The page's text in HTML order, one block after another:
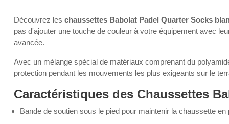
Découvrez les chaussettes Babolat Padel Quarter Socks
pas d'ajouter une touche de couleur à votre équipement avec
avancée.
Avec un mélange spécial de matériaux comprenant du
protection pendant les mouvements les plus exigeants sur le
Caractéristiques des Chaussettes
Bande de soutien sous le pied pour maintenir la chaussette en